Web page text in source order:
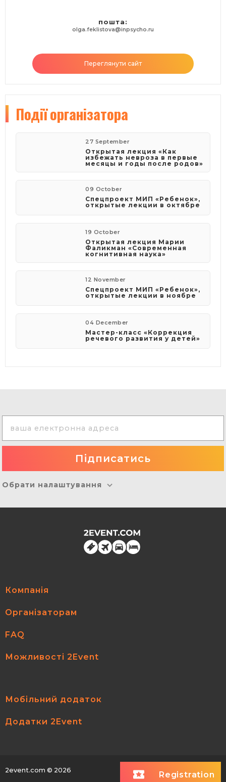
пошта:
olga.feklistova@inpsycho.ru
Переглянути сайт
Подіїорганізатора
27 September
Открытая лекция «Как
избежать невроза в первые
месяцы и годы после родов»
09 October
Спецпроект МИП «Ребенок»,
открытые лекции в октябре
19 October
Открытая лекция Марии
Фаликман «Современная
когнитивная наука»
12 November
Спецпроект МИП «Ребенок»,
открытые лекции в ноябре
04 December
Мастер-класс «Коррекция
речевого развития у детей»
Обрати налаштування
Компанія
Організаторам
FAQ
Можливості 2Event
Мобільний додаток
Додатки 2Event
2event.com © 2026 All rights reserved.
Registration